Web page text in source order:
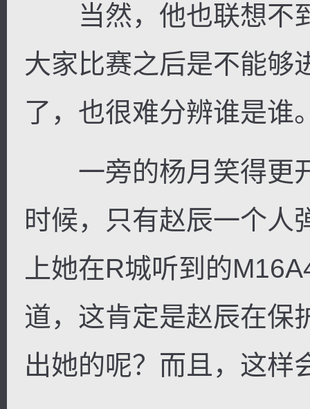
当然，他也联想不
大家比赛之后是不能够
了，也很难分辨谁是谁
一旁的杨月笑得更
时候，只有赵辰一个人
上她在R城听到的
道，这肯定是赵辰在保
出她的呢？而且，这样